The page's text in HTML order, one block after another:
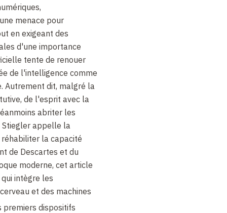
menace pour
en exigeant des
d'une importance
tente de renouer
de l'intelligence comme
Autrement dit, malgré la
de l'esprit avec la
abriter les
Stiegler appelle la
la capacité
de Descartes et du
moderne, cet article
intègre les
et des machines
premiers dispositifs